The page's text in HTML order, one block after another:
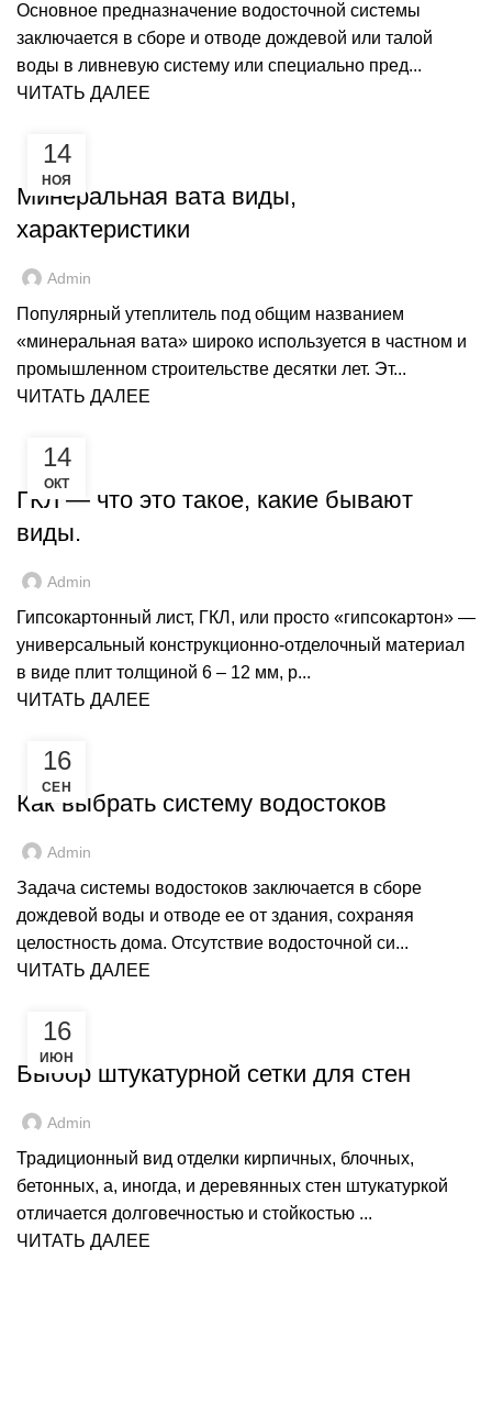
Основное предназначение водосточной системы
заключается в сборе и отводе дождевой или талой
воды в ливневую систему или специально пред...
ЧИТАТЬ ДАЛЕЕ
14
НОЯ
ГИДРОИЗОЛЯЦИЯ
Минеральная вата виды,
характеристики
Admin
Популярный утеплитель под общим названием
«минеральная вата» широко используется в частном и
промышленном строительстве десятки лет. Эт...
ЧИТАТЬ ДАЛЕЕ
14
ОКТ
ГИПСОКАРТОН
ГКЛ — что это такое, какие бывают
виды.
Admin
Гипсокартонный лист, ГКЛ, или просто «гипсокартон» —
универсальный конструкционно-отделочный материал
в виде плит толщиной 6 – 12 мм, р...
ЧИТАТЬ ДАЛЕЕ
16
СЕН
ВОДОСТОЧНАЯ СИСТЕМА
Как выбрать систему водостоков
Admin
Задача системы водостоков заключается в сборе
дождевой воды и отводе ее от здания, сохраняя
целостность дома. Отсутствие водосточной си...
ЧИТАТЬ ДАЛЕЕ
16
ИЮН
РЕМОНТ
Выбор штукатурной сетки для стен
Admin
Традиционный вид отделки кирпичных, блочных,
бетонных, а, иногда, и деревянных стен штукатуркой
отличается долговечностью и стойкостью ...
ЧИТАТЬ ДАЛЕЕ